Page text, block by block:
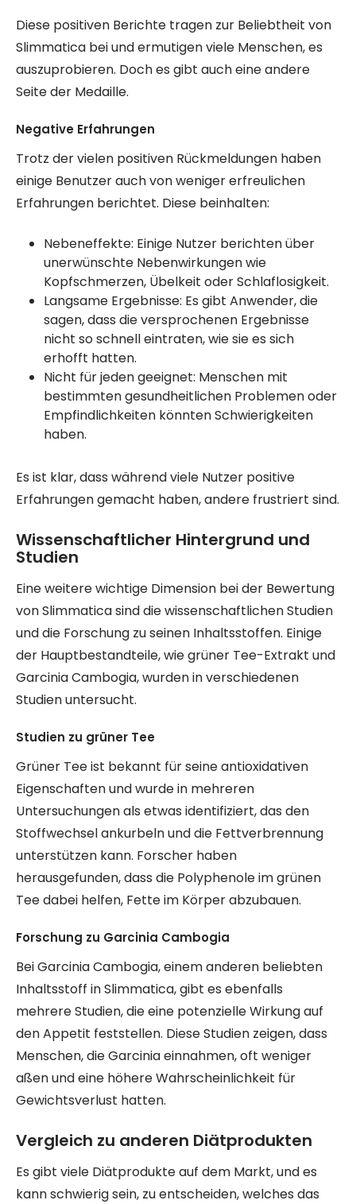
Diese positiven Berichte tragen zur Beliebtheit von
Slimmatica bei und ermutigen viele Menschen, es
auszuprobieren. Doch es gibt auch eine andere
Seite der Medaille.
Negative Erfahrungen
Trotz der vielen positiven Rückmeldungen haben
einige Benutzer auch von weniger erfreulichen
Erfahrungen berichtet. Diese beinhalten:
Nebeneffekte: Einige Nutzer berichten über
unerwünschte Nebenwirkungen wie
Kopfschmerzen, Übelkeit oder Schlaflosigkeit.
Langsame Ergebnisse: Es gibt Anwender, die
sagen, dass die versprochenen Ergebnisse
nicht so schnell eintraten, wie sie es sich
erhofft hatten.
Nicht für jeden geeignet: Menschen mit
bestimmten gesundheitlichen Problemen oder
Empfindlichkeiten könnten Schwierigkeiten
haben.
Es ist klar, dass während viele Nutzer positive
Erfahrungen gemacht haben, andere frustriert sind.
Wissenschaftlicher Hintergrund und
Studien
Eine weitere wichtige Dimension bei der Bewertung
von Slimmatica sind die wissenschaftlichen Studien
und die Forschung zu seinen Inhaltsstoffen. Einige
der Hauptbestandteile, wie grüner Tee-Extrakt und
Garcinia Cambogia, wurden in verschiedenen
Studien untersucht.
Studien zu grüner Tee
Grüner Tee ist bekannt für seine antioxidativen
Eigenschaften und wurde in mehreren
Untersuchungen als etwas identifiziert, das den
Stoffwechsel ankurbeln und die Fettverbrennung
unterstützen kann. Forscher haben
herausgefunden, dass die Polyphenole im grünen
Tee dabei helfen, Fette im Körper abzubauen.
Forschung zu Garcinia Cambogia
Bei Garcinia Cambogia, einem anderen beliebten
Inhaltsstoff in Slimmatica, gibt es ebenfalls
mehrere Studien, die eine potenzielle Wirkung auf
den Appetit feststellen. Diese Studien zeigen, dass
Menschen, die Garcinia einnahmen, oft weniger
aßen und eine höhere Wahrscheinlichkeit für
Gewichtsverlust hatten.
Vergleich zu anderen Diätprodukten
Es gibt viele Diätprodukte auf dem Markt, und es
kann schwierig sein, zu entscheiden, welches das